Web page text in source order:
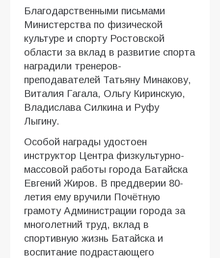
Благодарственными письмами
Министерства по физической
культуре и спорту Ростовской
области за вклад в развитие спорта
наградили тренеров-
преподавателей Татьяну Минакову,
Виталия Гагала, Ольгу Киринскую,
Владислава Силкина и Руфу
Лыгину.
Особой награды удостоен
инструктор Центра физкультурно-
массовой работы города Батайска
Евгений Жиров. В преддверии 80-
летия ему вручили Почётную
грамоту Администрации города за
многолетний труд, вклад в
спортивную жизнь Батайска и
воспитание подрастающего